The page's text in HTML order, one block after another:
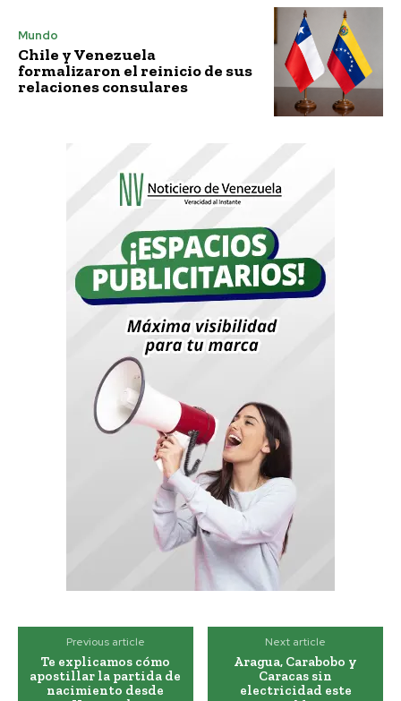
Mundo
Chile y Venezuela
formalizaron el reinicio de sus
relaciones consulares
Previous article
Te explicamos cómo
apostillar la partida de
nacimiento desde
Next article
Aragua, Carabobo y
Caracas sin
electricidad este